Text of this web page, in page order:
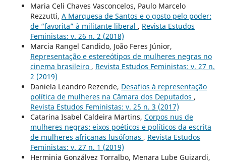
Maria Celi Chaves Vasconcelos, Paulo Marcelo
Rezzutti, A Marquesa de Santos e o gosto pelo poder:
de “favorita” à militante liberal , Revista Estudos
Feministas: v. 26 n. 2 (2018)
Marcia Rangel Candido, João Feres Júnior,
Representação e estereótipos de mulheres negras no
cinema brasileiro , Revista Estudos Feministas: v. 27 n.
2 (2019)
Daniela Leandro Rezende, Desafios à representação
política de mulheres na Câmara dos Deputados ,
Revista Estudos Feministas: v. 25 n. 3 (2017)
Catarina Isabel Caldeira Martins, Corpos nus de
mulheres negras: eixos poéticos e políticos da escrita
de mulheres africanas lusófonas , Revista Estudos
Feministas: v. 27 n. 1 (2019)
Herminia Gonzálvez Torralbo, Menara Lube Guizardi,